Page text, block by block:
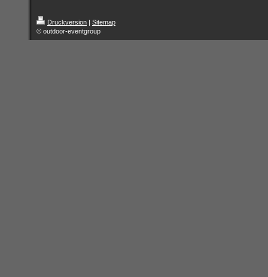
Druckversion | Sitemap
© outdoor-eventgroup